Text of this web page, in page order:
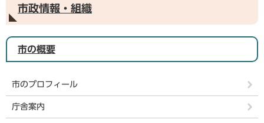
市政情報・組織
市の概要
市のプロフィール
庁舎案内